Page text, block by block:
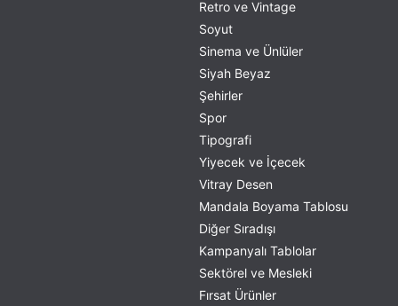
Retro ve Vintage
Soyut
Sinema ve Ünlüler
Siyah Beyaz
Şehirler
Spor
Tipografi
Yiyecek ve İçecek
Vitray Desen
Mandala Boyama Tablosu
Diğer Sıradışı
Kampanyalı Tablolar
Sektörel ve Mesleki
Fırsat Ürünler